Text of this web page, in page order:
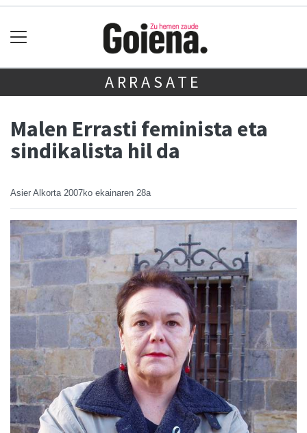
ARRASATE
Malen Errasti feminista eta
sindikalista hil da
Asier Alkorta 2007ko ekainaren 28a